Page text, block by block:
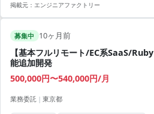
掲載元： エンジニアファクトリー
募集中 10ヶ月前
【基本フルリモート/EC系SaaS/
能追加開発
500,000円〜540,000円/月
業務委託 | 東京都